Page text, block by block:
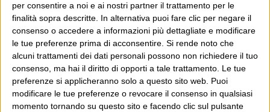
per consentire a noi e ai nostri partner il trattamento per le
finalità sopra descritte. In alternativa puoi fare clic per negare il
consenso o accedere a informazioni più dettagliate e modificare
le tue preferenze prima di acconsentire. Si rende noto che
alcuni trattamenti dei dati personali possono non richiedere il tuo
consenso, ma hai il diritto di opporti a tale trattamento. Le tue
preferenze si applicheranno solo a questo sito web. Puoi
modificare le tue preferenze o revocare il consenso in qualsiasi
momento tornando su questo sito e facendo clic sul pulsante
E per i regali di Natale